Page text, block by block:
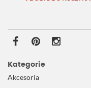
Kategorie
Akcesoria